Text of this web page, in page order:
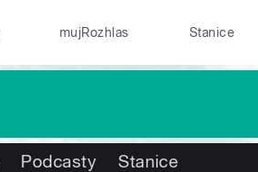
mujRozhlas Stanice
Podcasty Stanice